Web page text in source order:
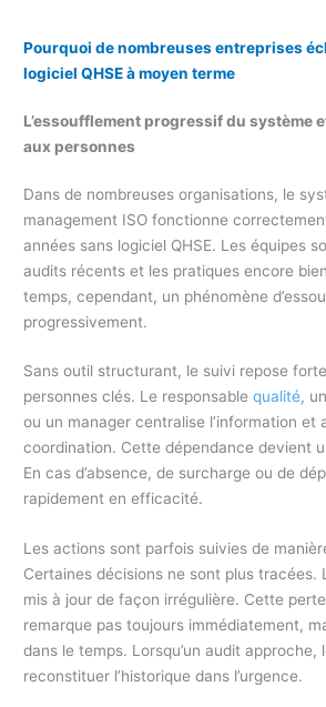
Pourquoi de nombreuses entreprises
logiciel QHSE à moyen terme
L’essoufflement progressif du système
aux personnes
Dans de nombreuses organisations, le
management ISO fonctionne
années sans logiciel QHSE. Les équipes
audits récents et les pratiques encore
temps, cependant, un phénomène
progressivement.
Sans outil structurant, le suivi repose
personnes clés. Le responsablequalité,
ou un manager centralise l’information et
coordination. Cette dépendance devient
En cas d’absence, de surcharge ou de
rapidement en efficacité.
Les actions sont parfois suivies de
Certaines décisions ne sont plus tracées.
mis à jour de façon irrégulière. Cette
remarque pas toujours immédiatement,
dans le temps. Lorsqu’un audit approche,
reconstituer l’historique dans l’urgence.